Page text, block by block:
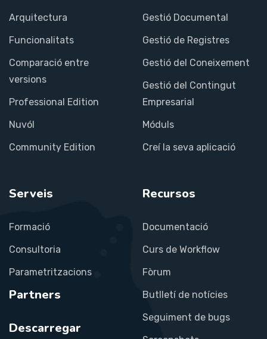
Arquitectura
Funcionalitats
Comparació entre
versions
Professional Edition
Nuvól
Community Edition
Gestió Documental
Gestió de Registres
Gestió del Coneixement
Gestió del Contingut
Empresarial
Móduls
Creí la seva aplicació
Serveis
Formació
Consultoria
Parametritzacions
Partners
Descarregar
Recursos
Documentació
Curs de Workflow
Fòrum
Butlletí de notícies
Seguiment de bugs